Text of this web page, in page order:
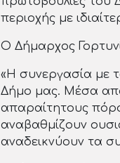
περιοχής με
Ο Δήμαρχος
«Η συνεργασία με
Δήμο μας. Μέσα
απαραίτητους
αναβαθμίζουν
αναδεικνύουν τα